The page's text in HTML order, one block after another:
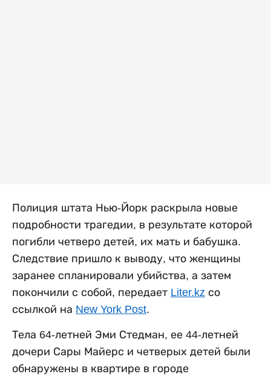
Полиция штата Нью-Йорк раскрыла новые
подробности трагедии, в результате которой
погибли четверо детей, их мать и бабушка.
Следствие пришло к выводу, что женщины
заранее спланировали убийства, а затем
покончили с собой, передает Liter.kz со
ссылкой на New York Post.
Тела 64-летней Эми Стедман, ее 44-летней
дочери Сары Майерс и четверых детей были
обнаружены в квартире в городе